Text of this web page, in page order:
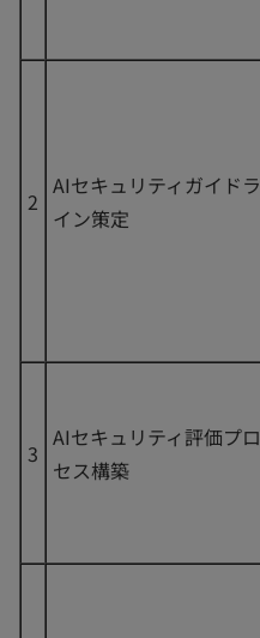
2
AIセキュリティガイドラ
イン策定
3
AIセキュリティ評価プロ
セス構築